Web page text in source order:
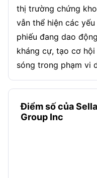
thị trường chứng
vẫn thể hiện các
phiếu đang dao
kháng cự, tạo cơ
sóng trong phạm vi
Điểm số của
Group Inc